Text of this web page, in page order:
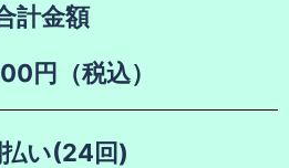
計金額
円（税込）
い(24回)